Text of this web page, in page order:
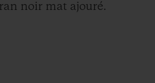
noir mat ajouré.